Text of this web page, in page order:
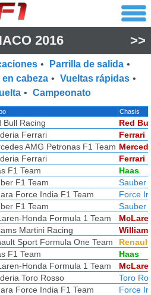
2016 >>
• Parrilla de salida •
en cabeza • Vueltas rápidas •
• Campeonato
Chasis
Bull Racing
Red
Ferrari
Ferrari
AMG Petronas F1 Team
Ferrari
Ferrari
F1 Team
Haas
F1 Team
Sauber
Force India F1 Team
Force
F1 Team
Sauber
Honda Formula 1 Team
Martini Racing
Sport Formula One Team
Renault
F1 Team
Haas
Honda Formula 1 Team
Toro Rosso
Toro
Force India F1 Team
Force